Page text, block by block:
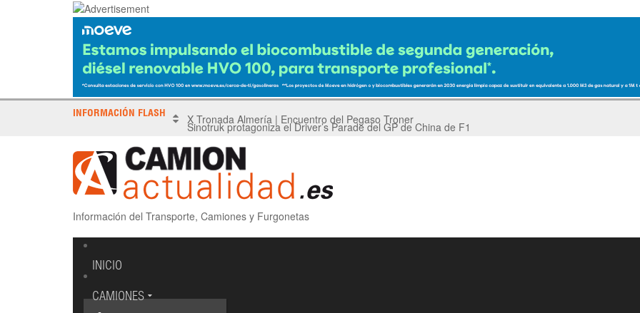
INFORMACIÓN FLASH Sinotruk protagoniza el Driver’s Parade del GP de China de F1
Información del Transporte, Camiones y Furgonetas
INICIO
CAMIONES